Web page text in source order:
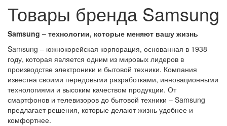
Товары бренда Samsung
Samsung – технологии, которые меняют вашу жизнь
Samsung – южнокорейская корпорация, основанная в 1938
году, которая является одним из мировых лидеров в
производстве электроники и бытовой техники. Компания
известна своими передовыми разработками, инновационными
технологиями и высоким качеством продукции. От
смартфонов и телевизоров до бытовой техники – Samsung
предлагает решения, которые делают жизнь удобнее и
комфортнее.